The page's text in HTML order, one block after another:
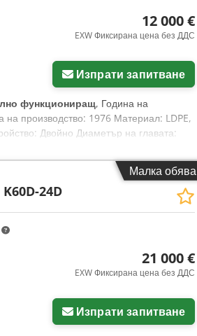
12 000 €
EXW Фиксирана цена без ДДС
Изпрати запитване
функциониращ, Година на
производство: 1976 Материал: LDPE,
Двойно Диаметър на главата:
система Въртене на главата: Да
е в отлично състояние!
Малка обява
24D
21 000 €
EXW Фиксирана цена без ДДС
Изпрати запитване